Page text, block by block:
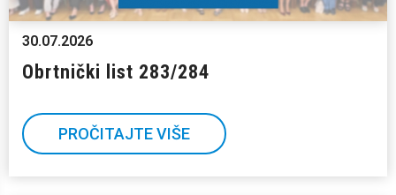
30.07.2026
Obrtnički list 283/284
PROČITAJTE VIŠE